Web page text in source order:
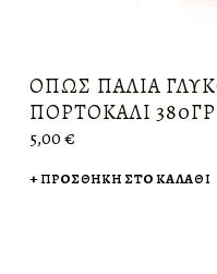
ΌΠΩΣ ΠΑΛΙΆ
ΠΟΡΤΟΚΆΛΙ 380ΓΡ
5,00€
ΠΡΟΣΘΉΚΗ ΣΤΟ ΚΑΛΆΘΙ